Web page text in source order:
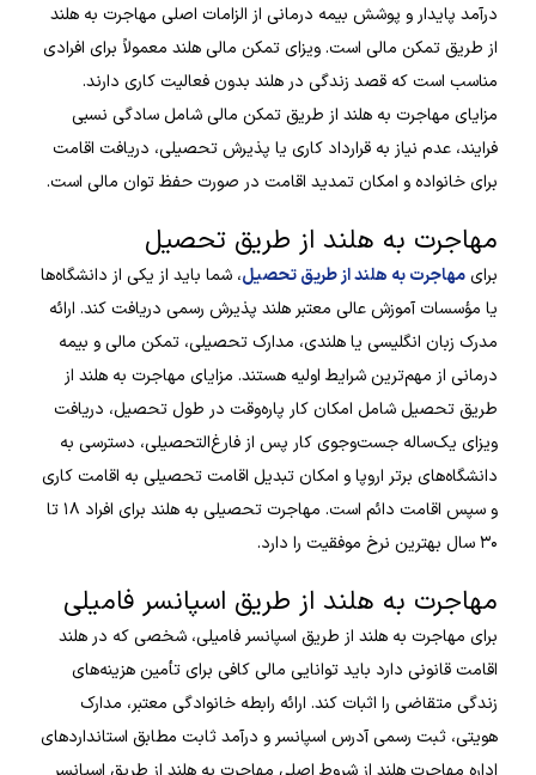
درآمد پایدار و پوشش بیمه درمانی از الزامات اصلی مهاجرت به هلند
از طریق تمکن مالی است. ویزای تمکن مالی هلند معمولاً برای افرادی
مناسب است که قصد زندگی در هلند بدون فعالیت کاری دارند.
مزایای مهاجرت به هلند از طریق تمکن مالی شامل سادگی نسبی
فرایند، عدم نیاز به قرارداد کاری یا پذیرش تحصیلی، دریافت اقامت
برای خانواده و امکان تمدید اقامت در صورت حفظ توان مالی است.
مهاجرت به هلند از طریق تحصیل
برایمهاجرت به هلند از طریق تحصیل، شما باید از یکی از دانشگاه‌ها
یا مؤسسات آموزش عالی معتبر هلند پذیرش رسمی دریافت کند. ارائه
مدرک زبان انگلیسی یا هلندی، مدارک تحصیلی، تمکن مالی و بیمه
درمانی از مهم‌ترین شرایط اولیه هستند. مزایای مهاجرت به هلند از
طریق تحصیل شامل امکان کار پاره‌وقت در طول تحصیل، دریافت
ویزای یک‌ساله جست‌وجوی کار پس از فارغ‌التحصیلی، دسترسی به
دانشگاه‌های برتر اروپا و امکان تبدیل اقامت تحصیلی به اقامت کاری
و سپس اقامت دائم است. مهاجرت تحصیلی به هلند برای افراد ۱۸ تا
۳۰ سال بهترین نرخ موفقیت را دارد.
مهاجرت به هلند از طریق اسپانسر فامیلی
برای مهاجرت به هلند از طریق اسپانسر فامیلی، شخصی که در هلند
اقامت قانونی دارد باید توانایی مالی کافی برای تأمین هزینه‌های
زندگی متقاضی را اثبات کند. ارائه رابطه خانوادگی معتبر، مدارک
هویتی، ثبت رسمی آدرس اسپانسر و درآمد ثابت مطابق استانداردهای